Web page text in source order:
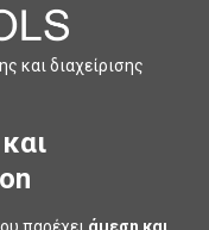
και διαχείρισης
παρέχει άμεση και